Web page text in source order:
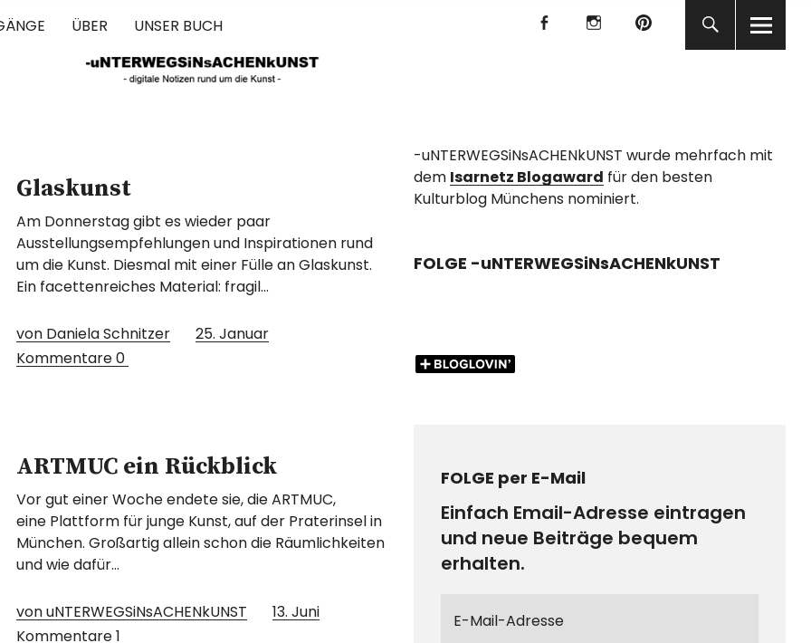
ÜBER UNSER BUCH
f I P
Glaskunst
Am Donnerstag gibt es wieder paar
Ausstellungsempfehlungen und Inspirationen rund
um die Kunst. Diesmal mit einer Fülle an Glaskunst.
Ein facettenreiches Material: fragil…
von Daniela Schnitzer
25. Januar
Kommentare0
ARTMUC ein Rückblick
Vor gut einer Woche endete sie, die ARTMUC,
eine Plattform für junge Kunst, auf der Praterinsel in
München. Großartig allein schon die Räumlichkeiten
und wie dafür…
von uNTERWEGSiNsACHENkUNST
13. Juni
Kommentare1
-uNTERWEGSiNsACHENkUNST wurde mehrfach mit
dem Isarnetz Blogaward für den besten
Kulturblog Münchens nominiert.
FOLGE -uNTERWEGSiNsACHENkUNST
FOLGE per E-Mail
Einfach Email-Adresse eintragen
und neue Beiträge bequem
erhalten.